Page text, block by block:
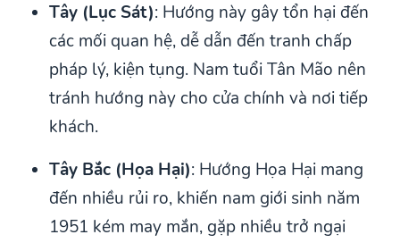
Tây (Lục Sát): Hướng này gây tổn hại đến
các mối quan hệ, dễ dẫn đến tranh chấp
pháp lý, kiện tụng. Nam tuổi Tân Mão nên
tránh hướng này cho cửa chính và nơi tiếp
khách.
Tây Bắc (Họa Hại): Hướng Họa Hại mang
đến nhiều rủi ro, khiến nam giới sinh năm
1951 kém may mắn, gặp nhiều trở ngại